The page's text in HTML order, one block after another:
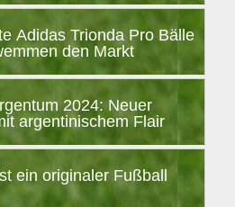
Adidas Trionda Pro Bälle
den Markt
2024: Neuer
argentinischem Flair
ein originaler Fußball